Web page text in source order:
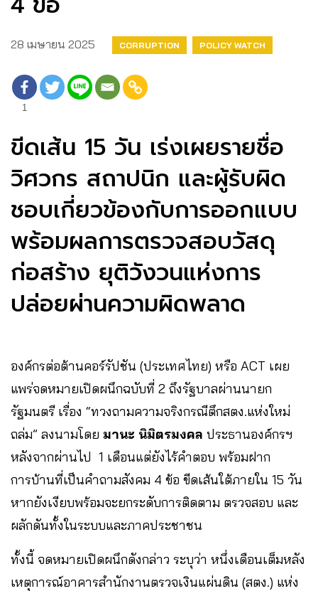
28 เมษายน 2025 CORRUPTION POLICY WATCH
1
ขีดเส้น 15 วัน เร่งเผยรายชื่อ
วิศวกร สถาปนิก และผู้รับผิด
ชอบเกี่ยวข้องกับการออกแบบ
พร้อมผลการตรวจสอบวัสดุ
ก่อสร้าง ยุติวังวนแห่งการ
ปล่อยผ่านความผิดพลาด
องค์กรต่อต้านคอร์รัปชัน (ประเทศไทย) หรือ ACT เผย
แพร่จดหมายเปิดผนึกฉบับที่ 2 ถึงรัฐบาลผ่านนายก
รัฐมนตรี เรื่อง “ทวงถามความจริงกรณีตึกสตง.แห่งใหม่
ถล่ม” ลงนามโดย มานะ นิมิตรมงคล ประธานองค์กรฯ
หลังจากผ่านไป 1 เดือนแต่ยังไร้คำตอบ พร้อมฝาก
การบ้านที่เป็นคำถามสังคม 4 ข้อ ขีดเส้นใต้ภายใน 15 วัน
หากยังเงียบพร้อมจะยกระดับการติดตาม ตรวจสอบ และ
ผลักดันทั้งในระบบและภาคประชาชน
ทั้งนี้ จดหมายเปิดผนึกดังกล่าว ระบุว่า หนึ่งเดือนเต็มหลัง
เหตุการณ์อาคารสำนักงานตรวจเงินแผ่นดิน (สตง.) แห่ง